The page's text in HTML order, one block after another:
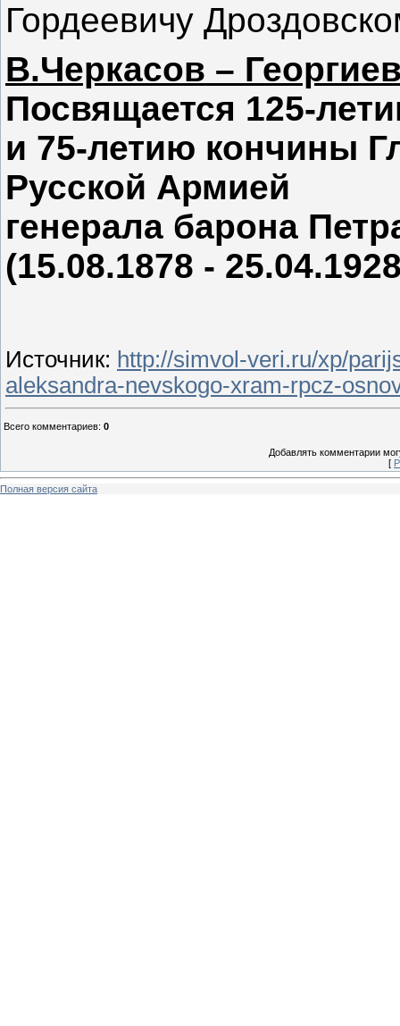
Гордеевичу
В.Черкасов –
Посвящается 125-
и 75-летию кончины
Русской Армией
генерала барона
(15.08.1878 -
Источник: http://simvol-veri.ru/xp/
aleksandra-nevskogo-xram-rpcz-
Всего комментариев: 0
Добавлять комментарии
[
Полная версия сайта